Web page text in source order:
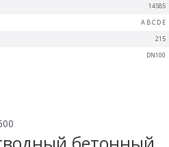
14585
DN100
215
A B C D E